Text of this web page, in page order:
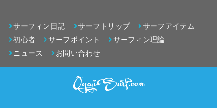
サーフィン日記 サーフトリップ
サーフアイテム
初心者
サーフポイント
サーフィン理論
ニュース
お問い合わせ